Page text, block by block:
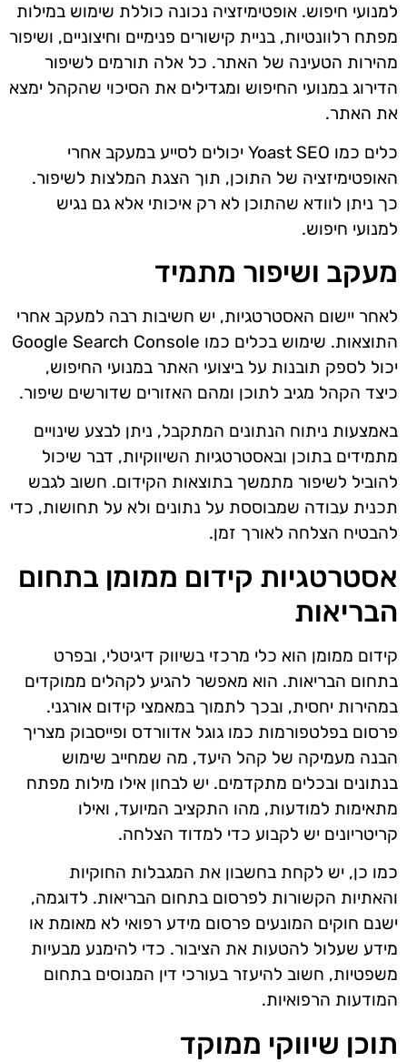
למנועי חיפוש. אופטימיזציה נכונה כוללת שימוש במילות
מפתח רלוונטיות, בניית קישורים פנימיים וחיצוניים, ושיפור
מהירות הטעינה של האתר. כל אלה תורמים לשיפור
הדירוג במנועי החיפוש ומגדילים את הסיכוי שהקהל ימצא
את האתר.
כלים כמו Yoast SEO יכולים לסייע במעקב אחרי
האופטימיזציה של התוכן, תוך הצגת המלצות לשיפור.
כך ניתן לוודא שהתוכן לא רק איכותי אלא גם נגיש
למנועי חיפוש.
מעקב ושיפור מתמיד
לאחר יישום האסטרטגיות, יש חשיבות רבה למעקב אחרי
התוצאות. שימוש בכלים כמו Google Search Console
יכול לספק תובנות על ביצועי האתר במנועי החיפוש,
כיצד הקהל מגיב לתוכן ומהם האזורים שדורשים שיפור.
באמצעות ניתוח הנתונים המתקבל, ניתן לבצע שינויים
מתמידים בתוכן ובאסטרטגיות השיווקיות, דבר שיכול
להוביל לשיפור מתמשך בתוצאות הקידום. חשוב לגבש
תכנית עבודה שמבוססת על נתונים ולא על תחושות, כדי
להבטיח הצלחה לאורך זמן.
אסטרטגיות קידום ממומן בתחום
הבריאות
קידום ממומן הוא כלי מרכזי בשיווק דיגיטלי, ובפרט
בתחום הבריאות. הוא מאפשר להגיע לקהלים ממוקדים
במהירות יחסית, ובכך לתמוך במאמצי קידום אורגני.
פרסום בפלטפורמות כמו גוגל אדוורדס ופייסבוק מצריך
הבנה מעמיקה של קהל היעד, מה שמחייב שימוש
בנתונים ובכלים מתקדמים. יש לבחון אילו מילות מפתח
מתאימות למודעות, מהו התקציב המיועד, ואילו
קריטריונים יש לקבוע כדי למדוד הצלחה.
כמו כן, יש לקחת בחשבון את המגבלות החוקיות
והאתיות הקשורות לפרסום בתחום הבריאות. לדוגמה,
ישנם חוקים המונעים פרסום מידע רפואי לא מאומת או
מידע שעלול להטעות את הציבור. כדי להימנע מבעיות
משפטיות, חשוב להיעזר בעורכי דין המנוסים בתחום
המודעות הרפואיות.
תוכן שיווקי ממוקד